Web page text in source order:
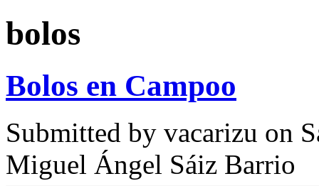
bolos
Bolos en Campoo
Submitted by vacarizu on
Miguel Ángel Sáiz Barrio